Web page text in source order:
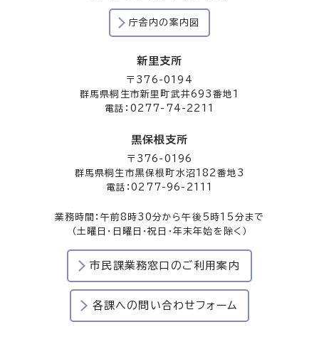
庁舎内の案内図
新里支所
〒376-0194
群馬県桐生市新里町武井693番地1
電話：0277-74-2211
黒保根支所
〒376-0196
群馬県桐生市黒保根町水沼182番地3
電話：0277-96-2111
業務時間：午前8時30分から午後5時15分まで
（土曜日・日曜日・祝日・年末年始を除く）
市民課業務窓口のご利用案内
各課への問い合わせフォーム